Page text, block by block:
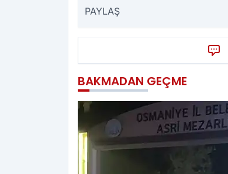
PAYLAŞ
BAKMADAN GEÇME